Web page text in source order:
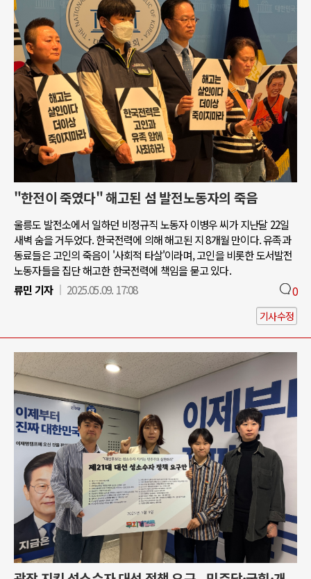
"한전이 죽였다" 해고된 섬 발전노동자의 죽음
울릉도 발전소에서 일하던 비정규직 노동자 이병우 씨가 지난달 22일
새벽 숨을 거두었다. 한국전력에 의해 해고된 지 8개월 만이다. 유족과
동료들은 고인의 죽음이 '사회적 타살'이라며, 고인을 비롯한 도서발전
노동자들을 집단 해고한 한국전력에 책임을 묻고 있다.
류민 기자
2025.05.09. 17:08 0
기사수정